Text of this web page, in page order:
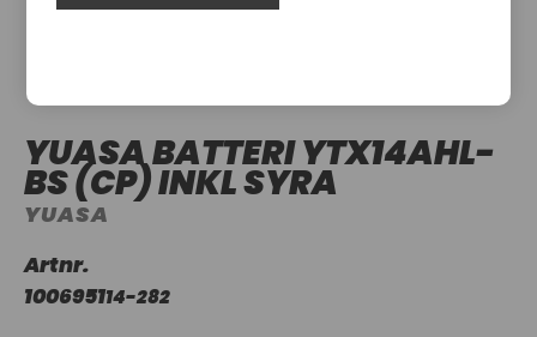
YUASA BATTERI YTX14AHL-
BS (CP) INKL SYRA
YUASA
Artnr.
100695114-282